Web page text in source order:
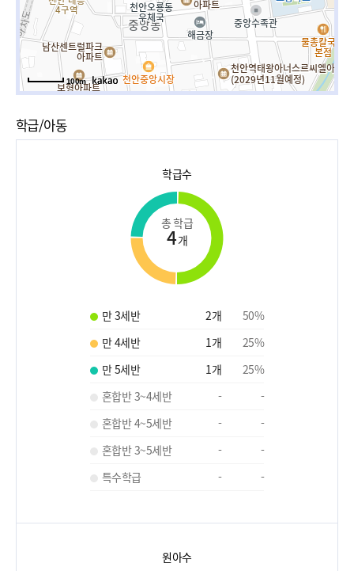
100m
학급/아동
학급수
총 학급
4개
만 3세반 2개 50%
만 4세반
1개 25%
만 5세반
1개 25%
혼합반 3~4세반
-
-
혼합반 4~5세반
-
-
혼합반 3~5세반
-
-
특수학급
- -
원아수